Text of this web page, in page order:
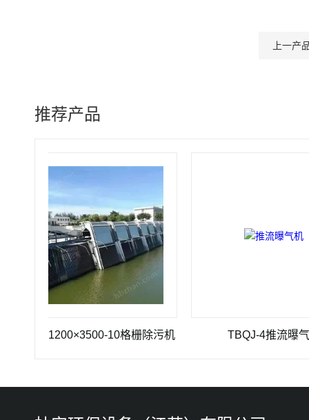
上一产
推荐产品
1200×3500-10格栅除污机 TBQJ-4推流曝气机